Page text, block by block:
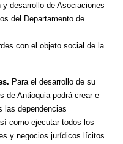
desarrollo de Asociaciones
del Departamento de
con el objeto social de la
Para el desarrollo de su
de Antioquia podrá crear e
las dependencias
como ejecutar todos los
y negocios jurídicos lícitos